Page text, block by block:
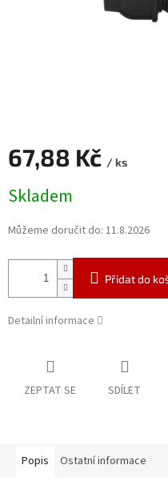
67,88 Kč / ks
cena:
Skladem
Můžeme doručit do: 11.8.2026
Přidat do
Detailní informace
ZEPTAT SE SDÍLET
Popis Ostatní informace